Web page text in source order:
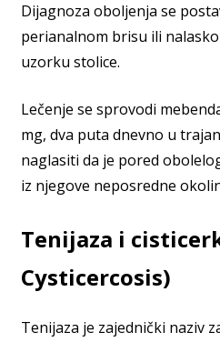
Dijagnoza oboljenja se
perianalnom brisu ili
uzorku stolice.
Lečenje se sprovodi
mg, dva puta dnevno u
naglasiti da je pored
iz njegove neposredne
Tenijaza i
Cysticercosis)
Tenijaza je zajednički naziv